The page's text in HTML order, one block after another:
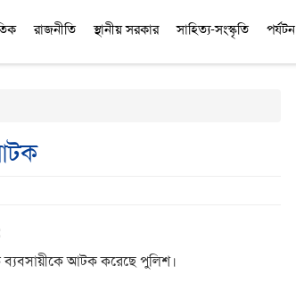
রাজনীতি স্থানীয় সরকার সাহিত্য-সংস্কৃতি পর্যটন
ব্যবসায়ীকে আটক করেছে পুলিশ।